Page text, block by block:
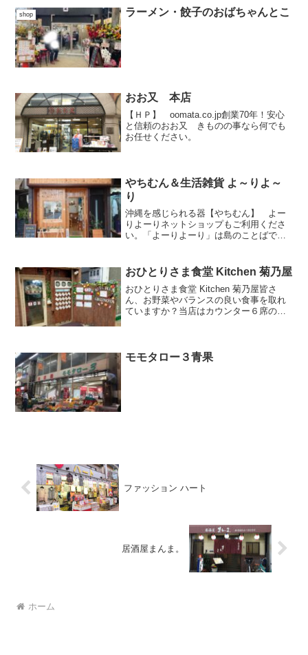
shop ラーメン・餃子のおばちゃんとこ
おお又 本店
【ＨＰ】 oomata.co.jp創業70年！安心
と信頼のおお又 きものの事なら何でも
お任せください。
やちむん＆生活雑貨 よ～りよ～
り
沖縄を感じられる器【やちむん】 よー
りよーりネットショップもご利用くださ
い。「よーりよーり」は島のことばで
らす”島人”の手作り品で、店名同様「よー
りよーり」作られた物ば...
おひとりさま食堂 Kitchen 菊乃屋
おひとりさま食堂 Kitchen 菊乃屋皆さ
ん、お野菜やバランスの良い食事を取れ
ていますか？当店はカウンター６席のお
洋・中を問わず、...
モモタロー３青果
ファッション ハート
居酒屋まんま。
ホーム